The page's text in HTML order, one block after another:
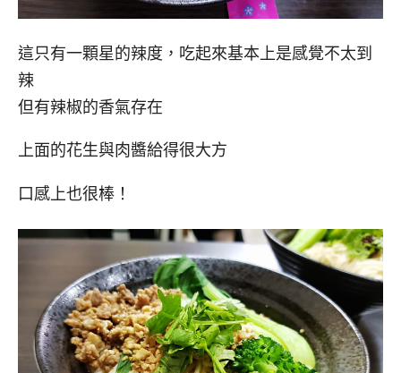
這只有一顆星的辣度，吃起來基本上是感覺不太到
辣
但有辣椒的香氣存在
上面的花生與肉醬給得很大方
口感上也很棒！